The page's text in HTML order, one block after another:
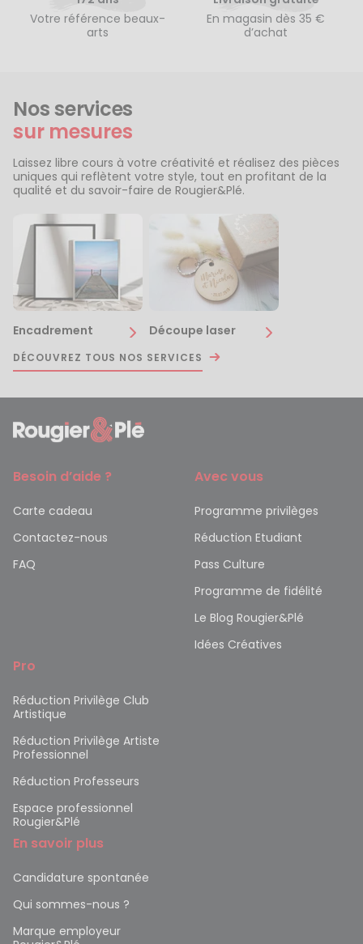
Votre référence beaux-
arts
En magasin dès 35 €
d’achat
Nos services
sur mesures
Laissez libre cours à votre créativité et réalisez des pièces
uniques qui reflètent votre style, tout en profitant de la
qualité et du savoir-faire de Rougier&Plé.
Encadrement Découpe laser
DÉCOUVREZ TOUS NOS SERVICES
Besoin d’aide ?
Carte cadeau
Contactez-nous
FAQ
Avec vous
Programme privilèges
Réduction Etudiant
Pass Culture
Programme de fidélité
Le Blog Rougier&Plé
Idées Créatives
Pro
Réduction Privilège Club
Artistique
Réduction Privilège Artiste
Professionnel
Réduction Professeurs
Espace professionnel
Rougier&Plé
En savoir plus
Candidature spontanée
Qui sommes-nous ?
Marque employeur